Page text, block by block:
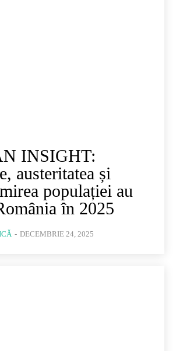
INSIGHT:
austeritatea și
populației au
în 2025
- DECEMBRIE 24, 2025